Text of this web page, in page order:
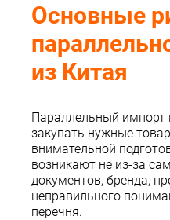
Основные
из Китая
Параллельный импорт
закупать нужные
внимательной
возникают не из-за
документов, бренда,
неправильного
перечня.